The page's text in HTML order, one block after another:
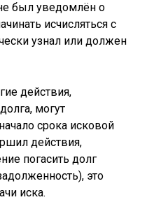
был уведомлён о
исчисляться с
узнал или должен
действия,
могут
срока исковой
действия,
погасить долг
это
иска.